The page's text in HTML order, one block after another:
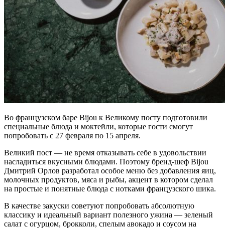
Во французском баре Bijou к Великому посту подготовили
специальные блюда и моктейли, которые гости смогут
попробовать с 27 февраля по 15 апреля.
Великий пост — не время отказывать себе в удовольствии
насладиться вкусными блюдами. Поэтому бренд-шеф Bijou
Дмитрий Орлов разработал особое меню без добавления яиц,
молочных продуктов, мяса и рыбы, акцент в котором сделал
на простые и понятные блюда с нотками французского шика.
В качестве закуски советуют попробовать абсолютную
классику и идеальный вариант полезного ужина — зеленый
салат с огурцом, брокколи, спелым авокадо и соусом на